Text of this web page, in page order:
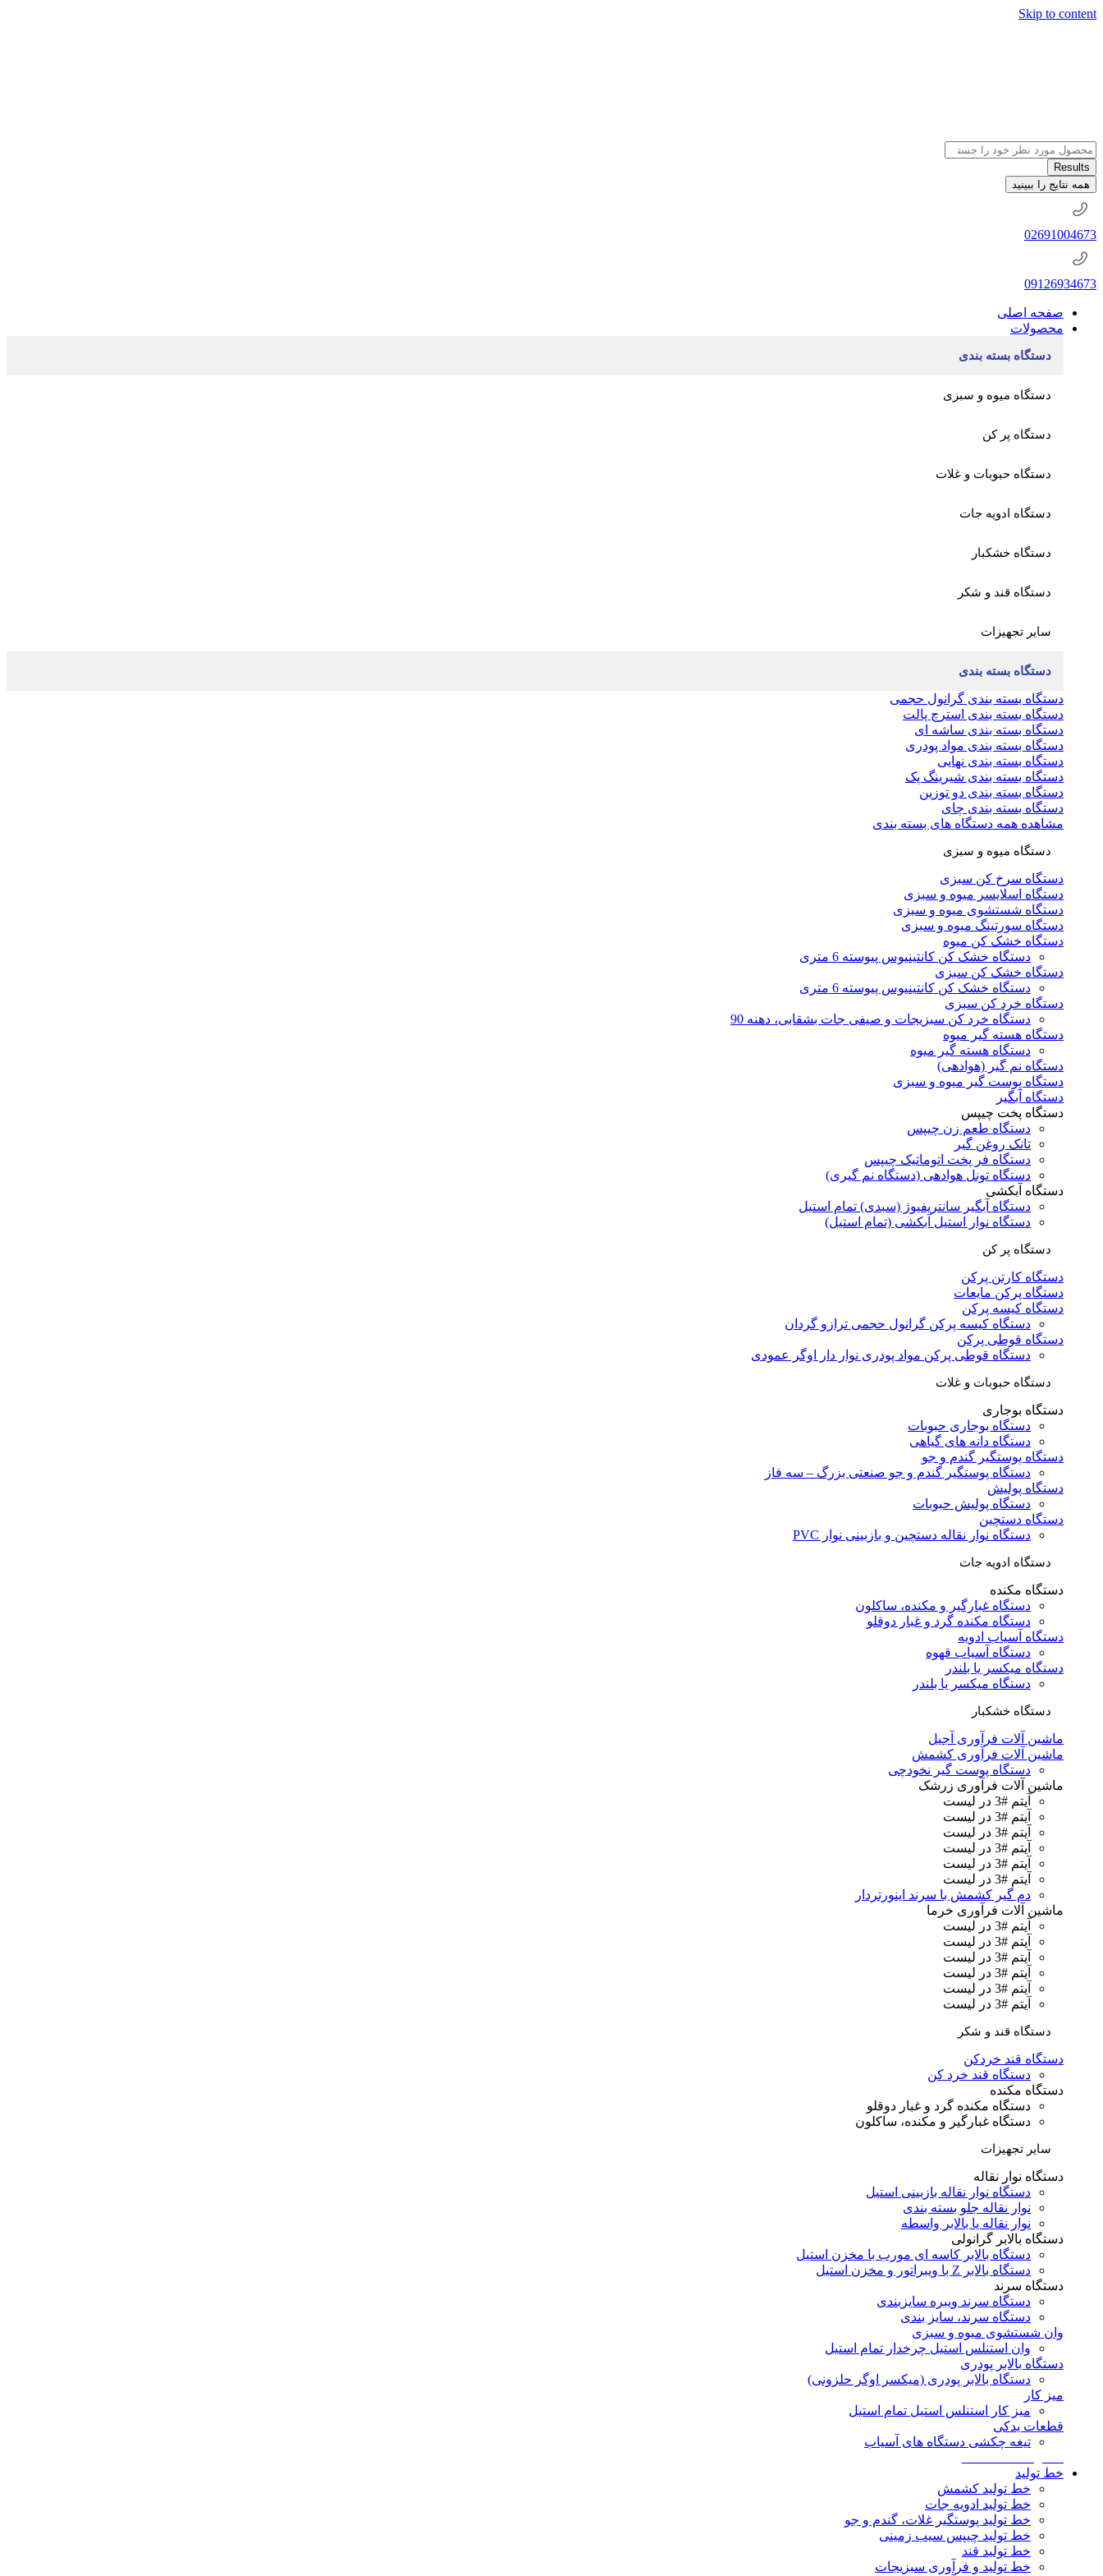
Skip to content
جستجو
.
.
.
Results
همه نتایج را ببینید
02691004673
09126934673
صفحه اصلی
محصولات
دستگاه بسته بندی
دستگاه میوه و سبزی
دستگاه پر کن
دستگاه حبوبات و غلات
دستگاه ادویه جات
دستگاه خشکبار
دستگاه قند و شکر
سایر تجهیزات
دستگاه بسته بندی
دستگاه بسته بندی گرانول حجمی
دستگاه بسته بندی استرچ پالت
دستگاه بسته بندی ساشه ای
دستگاه بسته بندی مواد پودری
دستگاه بسته بندی نهایی
دستگاه بسته بندی شیرینگ پک
دستگاه بسته بندی دو توزین
دستگاه بسته بندی چای
مشاهده همه دستگاه های بسته بندی
دستگاه میوه و سبزی
دستگاه سرخ کن سبزی
دستگاه اسلایسر میوه و سبزی
دستگاه شستشوی میوه و سبزی
دستگاه سورتینگ میوه و سبزی
دستگاه خشک کن میوه
دستگاه خشک کن کانتینیوس پیوسته 6 متری
دستگاه خشک کن سبزی
دستگاه خشک کن کانتینیوس پیوسته 6 متری
دستگاه خرد کن سبزی
دستگاه خرد کن سبزیجات و صیفی جات بشقابی، دهنه 90
دستگاه هسته گیر میوه
دستگاه هسته گیر میوه
دستگاه نم گیر (هوادهی)
دستگاه پوست گیر میوه و سبزی
دستگاه آبگیر
دستگاه پخت چیپس
دستگاه طعم زن چیپس
تانک روغن گیر
دستگاه فر پخت اتوماتیک چیپس
دستگاه تونل هوادهی (دستگاه نم گیری)
دستگاه آبکشی
دستگاه آبگیر سانتریفیوژ (سبدی) تمام استیل
دستگاه نوار استیل آبکشی (تمام استیل)
دستگاه پر کن
دستگاه کارتن پرکن
دستگاه پرکن مایعات
دستگاه کیسه پرکن
دستگاه کیسه پرکن گرانول حجمی ترازو گردان
دستگاه قوطی پرکن
دستگاه قوطی پرکن مواد پودری نوار دار اوگر عمودی
دستگاه حبوبات و غلات
دستگاه بوجاری
دستگاه بوجاری حبوبات
دستگاه دانه های گیاهی
دستگاه پوستگیر گندم و جو
دستگاه پوستگیر گندم و جو صنعتی بزرگ – سه فاز
دستگاه پولیش
دستگاه پولیش حبوبات
دستگاه دستچین
دستگاه نوار نقاله دستچین و بازبینی نوار PVC
دستگاه ادویه جات
دستگاه مکنده
دستگاه غبارگیر و مکنده، ساکلون
دستگاه مکنده گرد و غبار دوقلو
دستگاه آسیاب ادویه
دستگاه آسیاب قهوه
دستگاه میکسر یا بلندر
دستگاه میکسر یا بلندر
دستگاه خشکبار
ماشین آلات فرآوری آجیل
ماشین آلات فرآوری کشمش
دستگاه پوست گیر نخودچی
ماشین آلات فرآوری زرشک
آیتم #3 در لیست
آیتم #3 در لیست
آیتم #3 در لیست
آیتم #3 در لیست
آیتم #3 در لیست
آیتم #3 در لیست
دم گیر کشمش با سرند اینورتردار
ماشین آلات فرآوری خرما
آیتم #3 در لیست
آیتم #3 در لیست
آیتم #3 در لیست
آیتم #3 در لیست
آیتم #3 در لیست
آیتم #3 در لیست
دستگاه قند و شکر
دستگاه قند خردکن
دستگاه قند خرد کن
دستگاه مکنده
دستگاه مکنده گرد و غبار دوقلو
دستگاه غبارگیر و مکنده، ساکلون
سایر تجهیزات
دستگاه نوار نقاله
دستگاه نوار نقاله بازبینی استیل
نوار نقاله جلو بسته بندی
نوار نقاله یا بالابر واسطه
دستگاه بالابر گرانولی
دستگاه بالابر کاسه ای مورب با مخزن استیل
دستگاه بالابر Z با ویبراتور و مخزن استیل
دستگاه سرند
دستگاه سرند ویبره سایزبندی
دستگاه سرند، سایز بندی
وان شستشوی میوه و سبزی
وان استنلس استیل چرخدار تمام استیل
دستگاه بالابر پودری
دستگاه بالابر پودری (میکسر اوگر حلزونی)
میز کار
میز کار استنلس استیل تمام استیل
قطعات یدکی
تیغه چکشی دستگاه های آسیاب
خط تولید
خط تولید کشمش
خط تولید ادویه جات
خط تولید پوستگیر غلات، گندم و جو
خط تولید چیپس سیب زمینی
خط تولید قند
خط تولید و فرآوری سبزیجات